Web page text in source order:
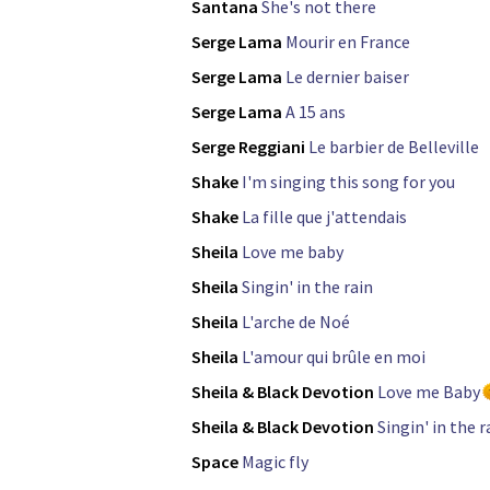
Santana She's not there
Serge Lama Mourir en France
Serge Lama Le dernier baiser
Serge Lama A 15 ans
Serge Reggiani Le barbier de Belleville
Shake I'm singing this song for you
Shake La fille que j'attendais
Sheila Love me baby
Sheila Singin' in the rain
Sheila L'arche de Noé
Sheila L'amour qui brûle en moi
Sheila & Black Devotion Love me Baby
Sheila & Black Devotion Singin' in the
Space Magic fly